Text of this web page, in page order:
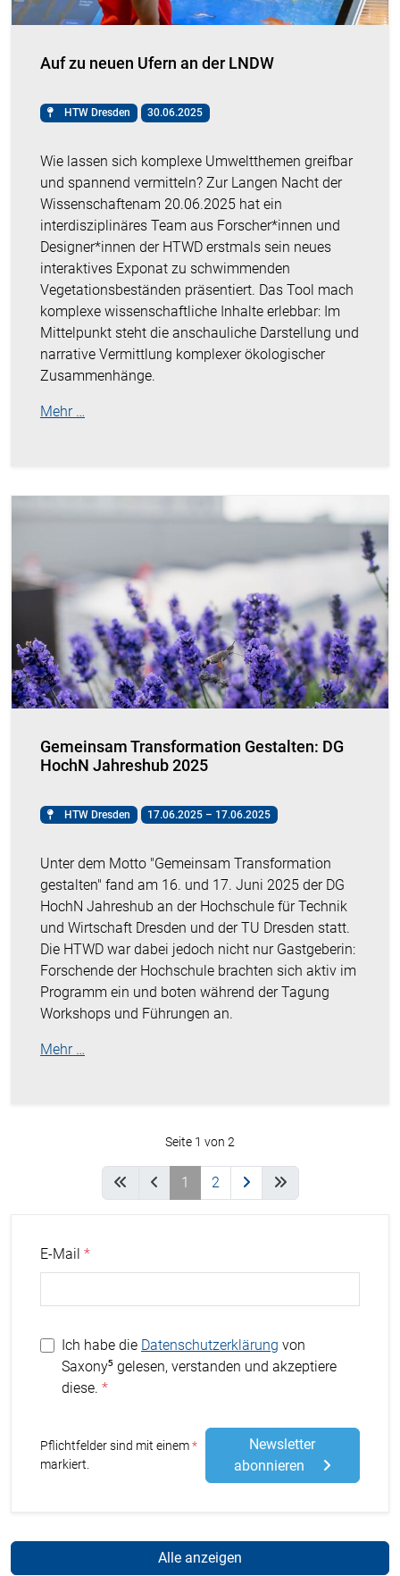
Auf zu neuen Ufern an der LNDW
HTW Dresden 30.06.2025
Wie lassen sich komplexe Umweltthemen greifbar
und spannend vermitteln? Zur Langen Nacht der
Wissenschaftenam 20.06.2025 hat ein
interdisziplinäres Team aus Forscher*innen und
Designer*innen der HTWD erstmals sein neues
interaktives Exponat zu schwimmenden
Vegetationsbeständen präsentiert. Das Tool mach
komplexe wissenschaftliche Inhalte erlebbar: Im
Mittelpunkt steht die anschauliche Darstellung und
narrative Vermittlung komplexer ökologischer
Zusammenhänge.
Mehr …
Gemeinsam Transformation Gestalten: DG
HochN Jahreshub 2025
HTW Dresden 17.06.2025 – 17.06.2025
Unter dem Motto "Gemeinsam Transformation
gestalten" fand am 16. und 17. Juni 2025 der DG
HochN Jahreshub an der Hochschule für Technik
und Wirtschaft Dresden und der TU Dresden statt.
Die HTWD war dabei jedoch nicht nur Gastgeberin:
Forschende der Hochschule brachten sich aktiv im
Programm ein und boten während der Tagung
Workshops und Führungen an.
Mehr …
Seite 1 von 2
1 2
E-Mail
Ich habe die Datenschutzerklärung von
Saxony⁵ gelesen, verstanden und akzeptiere
diese.
Pflichtfelder sind mit einem Stern
markiert.
Newsletter
abonnieren
Alle anzeigen